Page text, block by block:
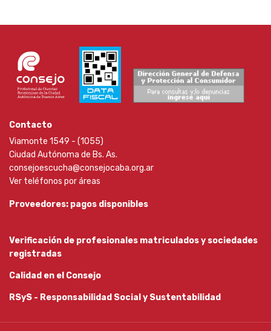
Contacto
Viamonte 1549 - (1055)
Ciudad Autónoma de Bs. As.
consejoescucha@consejocaba.org.ar
Ver teléfonos por áreas
Proveedores: pagos disponibles
Verificación de profesionales matriculados y sociedades
registradas
Calidad en el Consejo
RSyS - Responsabilidad Social y Sustentabilidad